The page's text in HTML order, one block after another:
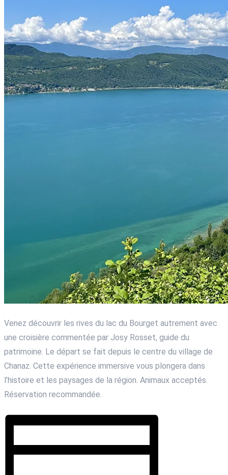
Venez découvrir les rives du lac du Bourget autrement avec
une croisière commentée par Josy Rosset, guide du
patrimoine. Le départ se fait depuis le centre du village de
Chanaz. Cette expérience immersive vous plongera dans
l’histoire et les paysages de la région. Animaux acceptés.
Réservation recommandée.